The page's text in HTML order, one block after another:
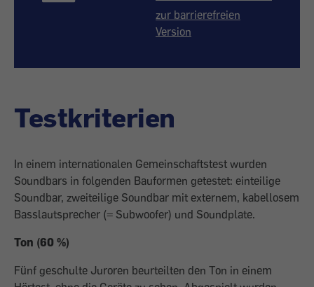
zur barrierefreien
Version
Testkriterien
In einem internationalen Gemeinschaftstest wurden
Soundbars in folgenden Bauformen getestet: einteilige
Soundbar, zweiteilige Soundbar mit externem, kabellosem
Basslautsprecher (= Subwoofer) und Soundplate.
Ton (60 %)
Fünf geschulte Juroren beurteilten den Ton in einem